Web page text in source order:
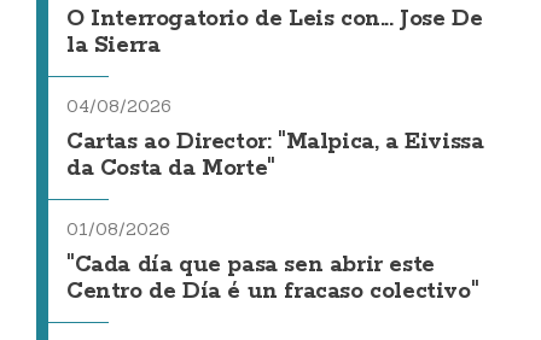
O Interrogatorio de Leis con... Jose De
la Sierra
04/08/2026
Cartas ao Director: "Malpica, a Eivissa
da Costa da Morte"
01/08/2026
"Cada día que pasa sen abrir este
Centro de Día é un fracaso colectivo"